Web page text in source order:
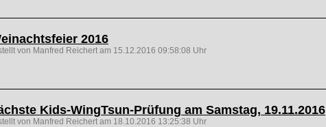
2016
von Manfred Reichert am 15.12.2016 09:58:08 Uhr
Kids-WingTsun-Prüfung am Samstag, 19.11.2016
von Manfred Reichert am 18.10.2016 13:25:38 Uhr